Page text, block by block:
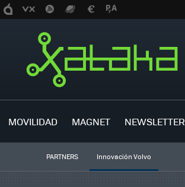
MOVILIDAD MAGNET NEWSLETTER
PARTNERS Innovación Volvo